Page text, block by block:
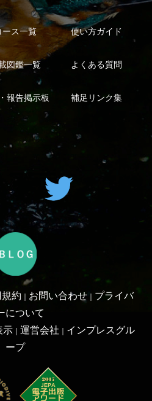
示板 補足リンク集
お問い合わせ ｜プライバ
て
運営会社｜インプレスグル
Publishers co.,Ltd.
All rights reserved.